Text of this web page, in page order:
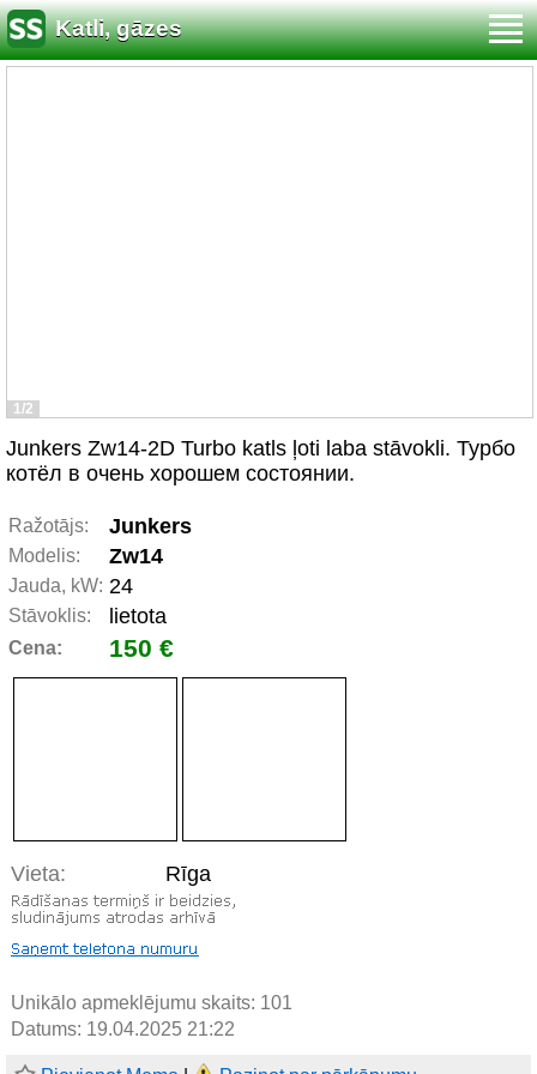
Katli, gāzes
1/2
Junkers Zw14-2D Turbo katls ļoti laba stāvokli. Турбо
котёл в очень хорошем состоянии.
Ražotājs: Junkers
Modelis: Zw14
Jauda, kW: 24
Stāvoklis: lietota
Cena: 150 €
Vieta: Rīga
Unikālo apmeklējumu skaits: 101
Datums: 19.04.2025 21:22